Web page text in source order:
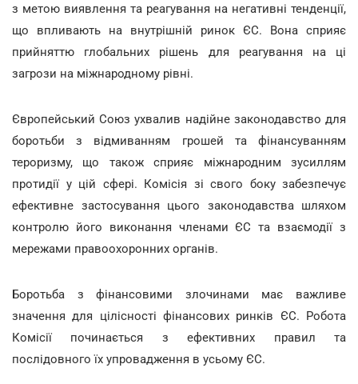
з метою виявлення та реагування на негативні тенденції,
що впливають на внутрішній ринок ЄС. Вона сприяє
прийняттю глобальних рішень для реагування на ці
загрози на міжнародному рівні.
Європейський Союз ухвалив надійне законодавство для
боротьби з відмиванням грошей та фінансуванням
тероризму, що також сприяє міжнародним зусиллям
протидії у цій сфері. Комісія зі свого боку забезпечує
ефективне застосування цього законодавства шляхом
контролю його виконання членами ЄС та взаємодії з
мережами правоохоронних органів.
Боротьба з фінансовими злочинами має важливе
значення для цілісності фінансових ринків ЄС. Робота
Комісії починається з ефективних правил та
послідовного їх упровадження в усьому ЄС.